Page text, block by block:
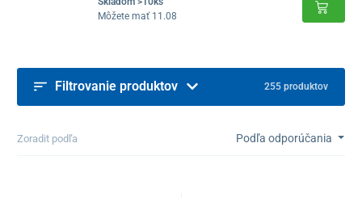
Môžete mať 11.08
Filtrovanie produktov 255 produktov
Zoradit podľa Podľa odporúčania